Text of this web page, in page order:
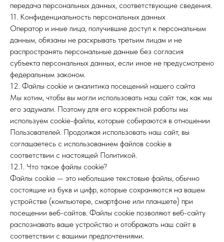
передача персональных данных, соответствующие сведения.
11. Конфиденциальность персональных данных
Оператор и иные лица, получившие доступ к персональным
данным, обязаны не раскрывать третьим лицам и не
распространять персональные данные без согласия
субъекта персональных данных, если иное не предусмотрено
федеральным законом.
12. Файлы cookie и аналитика посещений нашего сайта
Мы хотим, чтобы вы могли использовать наш сайт так, как мы
его задумали. Поэтому для его корректной работы мы
используем cookie-файлы, которые собираются в отношении
Пользователей. Продолжая использовать наш сайт, вы
соглашаетесь с использованием файлов cookie в
соответствии с настоящей Политикой.
12.1. Что такое файлы cookie?
Файлы cookie — это небольшие текстовые файлы, обычно
состоящие из букв и цифр, которые сохраняются на вашем
устройстве (компьютере, смартфоне или планшете) при
посещении веб-сайтов. Файлы cookie позволяют веб-сайту
распознавать ваше устройство и отображать наш сайт в
соответствии с вашими предпочтениями.